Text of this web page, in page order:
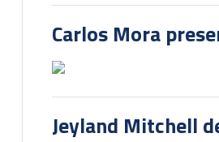
Carlos Mora
Jeyland Mitchell